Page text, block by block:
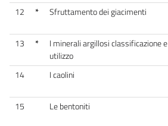
12
* Sfruttamento dei giacimenti
13
*
I minerali argillosi classificazione e
utilizzo
14
I caolini
15
Le bentoniti